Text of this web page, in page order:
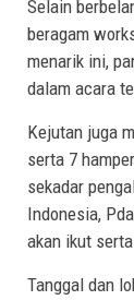
Selain
beragam
menarik ini,
dalam acara
Kejutan juga
serta 7
sekadar
Indonesia,
akan ikut
Tanggal dan